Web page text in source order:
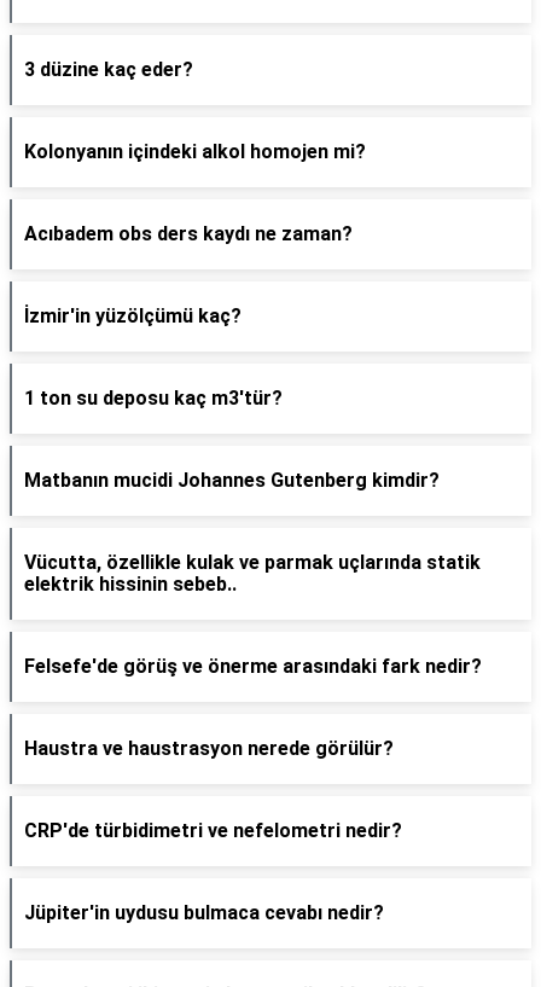
3 düzine kaç eder?
Kolonyanın içindeki alkol homojen mi?
Acıbadem obs ders kaydı ne zaman?
İzmir'in yüzölçümü kaç?
1 ton su deposu kaç m3'tür?
Matbanın mucidi Johannes Gutenberg kimdir?
Vücutta, özellikle kulak ve parmak uçlarında statik
elektrik hissinin sebeb..
Felsefe'de görüş ve önerme arasındaki fark nedir?
Haustra ve haustrasyon nerede görülür?
CRP'de türbidimetri ve nefelometri nedir?
Jüpiter'in uydusu bulmaca cevabı nedir?